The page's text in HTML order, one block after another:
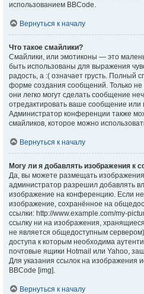
использованием BBCode.
Вернуться к началу
Что такое смайлики?
Смайлики, или эмотиконы — это
быть использованы для выражения
радость, а :( означает грусть. Полный
форме создания сообщений. Только не
они легко могут сделать сообщение
отредактировать ваше сообщение или
Администратор конференции также
смайликов, которое можно
Вернуться к началу
Могу ли я добавлять изображения к
Да, вы можете размещать
администратор разрешил добавлять
изображение на конференцию. Если
изображение, сохранённое на
ссылки: http://www.example.com/my-
ссылку ни на изображения,
не является общедоступным
доступа к которым необходима
почтовые ящики Hotmail или Yahoo,
Для указания ссылок на изображения
BBCode [img].
Вернуться к началу